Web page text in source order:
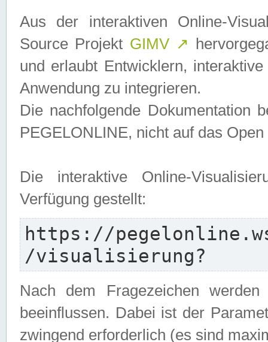
Aus der interaktiven Online-
Source Projekt GIMV ↗
und erlaubt Entwicklern,
Anwendung zu integrieren.
Die nachfolgende Dokumentation
PEGELONLINE, nicht auf das
Die interaktive Online-
Verfügung gestellt:
https://
/visualisierung?
Nach dem Fragezeichen
beeinflussen. Dabei ist der
zwingend erforderlich (es sind